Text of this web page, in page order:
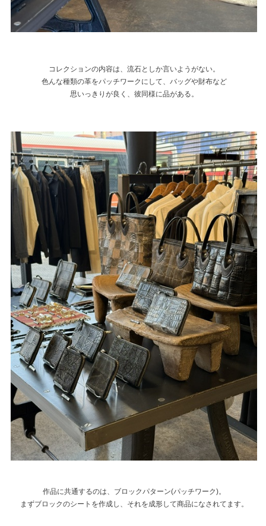
コレクションの内容は、流石としか言いようがない。
色んな種類の革をパッチワークにして、バッグや財布など
思いっきりが良く、彼同様に品がある。
作品に共通するのは、ブロックパターン(パッチワーク)。
まずブロックのシートを作成し、それを成形して商品になされてます。